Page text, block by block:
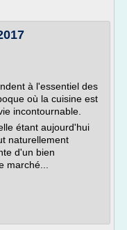
à l'essentiel des
où la cuisine est
incontournable.
étant aujourd'hui
naturellement
d'un bien
marché...